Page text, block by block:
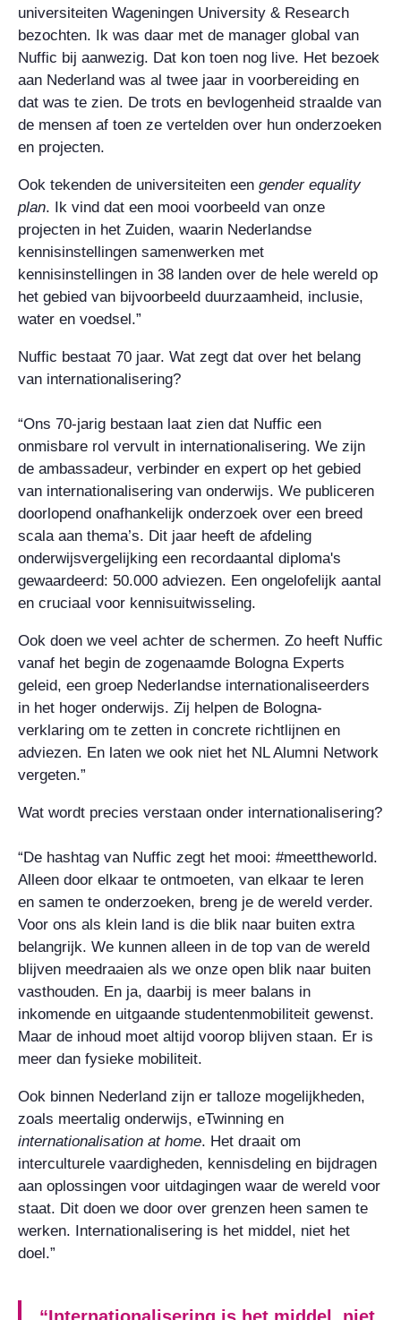
universiteiten Wageningen University & Research
bezochten. Ik was daar met de manager global van
Nuffic bij aanwezig. Dat kon toen nog live. Het bezoek
aan Nederland was al twee jaar in voorbereiding en
dat was te zien. De trots en bevlogenheid straalde van
de mensen af toen ze vertelden over hun onderzoeken
en projecten.
Ook tekenden de universiteiten een gender equality
plan. Ik vind dat een mooi voorbeeld van onze
projecten in het Zuiden, waarin Nederlandse
kennisinstellingen samenwerken met
kennisinstellingen in 38 landen over de hele wereld op
het gebied van bijvoorbeeld duurzaamheid, inclusie,
water en voedsel.”
Nuffic bestaat 70 jaar. Wat zegt dat over het belang
van internationalisering?
“Ons 70-jarig bestaan laat zien dat Nuffic een
onmisbare rol vervult in internationalisering. We zijn
de ambassadeur, verbinder en expert op het gebied
van internationalisering van onderwijs. We publiceren
doorlopend onafhankelijk onderzoek over een breed
scala aan thema’s. Dit jaar heeft de afdeling
onderwijsvergelijking een recordaantal diploma's
gewaardeerd: 50.000 adviezen. Een ongelofelijk aantal
en cruciaal voor kennisuitwisseling.
Ook doen we veel achter de schermen. Zo heeft Nuffic
vanaf het begin de zogenaamde Bologna Experts
geleid, een groep Nederlandse internationaliseerders
in het hoger onderwijs. Zij helpen de Bologna-
verklaring om te zetten in concrete richtlijnen en
adviezen. En laten we ook niet het NL Alumni Network
vergeten.”
Wat wordt precies verstaan onder internationalisering?
“De hashtag van Nuffic zegt het mooi: #meettheworld.
Alleen door elkaar te ontmoeten, van elkaar te leren
en samen te onderzoeken, breng je de wereld verder.
Voor ons als klein land is die blik naar buiten extra
belangrijk. We kunnen alleen in de top van de wereld
blijven meedraaien als we onze open blik naar buiten
vasthouden. En ja, daarbij is meer balans in
inkomende en uitgaande studentenmobiliteit gewenst.
Maar de inhoud moet altijd voorop blijven staan. Er is
meer dan fysieke mobiliteit.
Ook binnen Nederland zijn er talloze mogelijkheden,
zoals meertalig onderwijs, eTwinning en
internationalisation at home. Het draait om
interculturele vaardigheden, kennisdeling en bijdragen
aan oplossingen voor uitdagingen waar de wereld voor
staat. Dit doen we door over grenzen heen samen te
werken. Internationalisering is het middel, niet het
doel.”